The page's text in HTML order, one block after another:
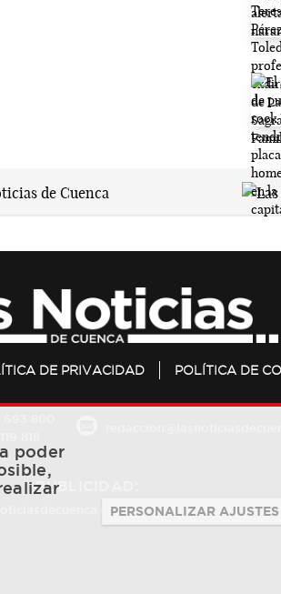
DE PRIVACIDAD POLÍTICA DE
PUBLICIDAD:
684 126 573 / 670 726
poder
PERSONALIZAR AJUSTES